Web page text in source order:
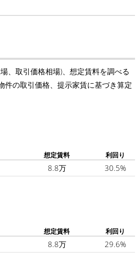
、取引価格相場)、想定賃料を調べる
の取引価格、提示家賃に基づき算定
想定賃料 利回り
8.8万 30.5%
想定賃料 利回り
8.8万 29.6%